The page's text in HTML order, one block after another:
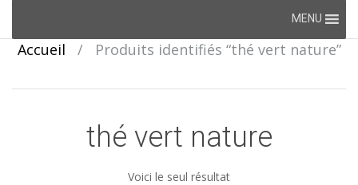
content
MENU
Accueil / Produits identifiés “thé vert nature”
thé vert nature
Voici le seul résultat